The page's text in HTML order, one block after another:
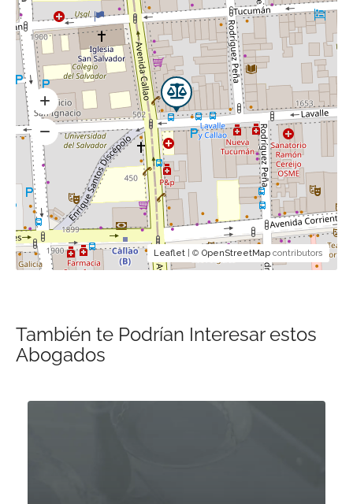
Leaflet | © OpenStreetMap contributors
También te Podrían Interesar estos
Abogados